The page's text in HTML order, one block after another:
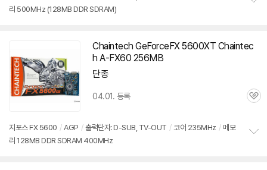
리 500MHz (128MB DDR SDRAM)
Chaintech GeForceFX5600XT Chaintec
h A-FX60 256MB
단종
04.01. 등록
관
지포스 FX 5600 / AGP / 출력단자: D-SUB, TV-OUT / 코어 235MHz / 메모
리 128MB DDR SDRAM 400MHz